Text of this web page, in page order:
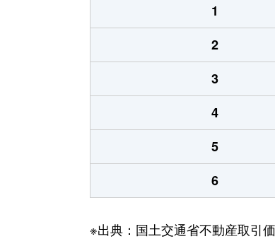
1
2
3
4
5
6
※出典：国土交通省不動産取引